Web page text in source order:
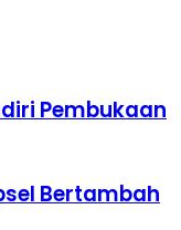
Pembukaan
Bertambah